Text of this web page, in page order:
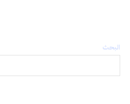
البحث